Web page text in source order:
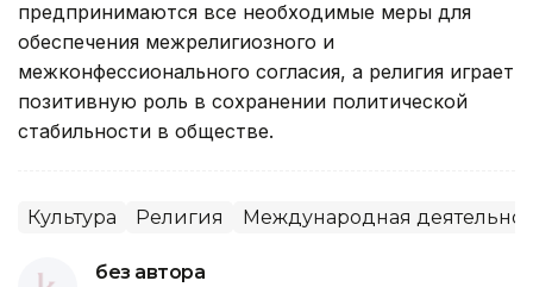
предпринимаются все необходимые меры для
обеспечения межрелигиозного и
межконфессионального согласия, а религия играет
позитивную роль в сохранении политической
стабильности в обществе.
Культура Религия Международная
без автора